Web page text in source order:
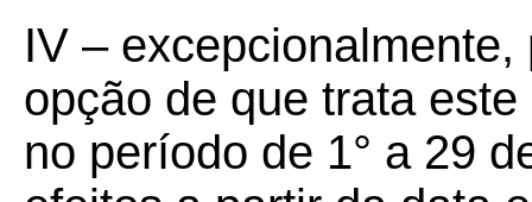
IV –
opção de que trata
no período de 1° a 29